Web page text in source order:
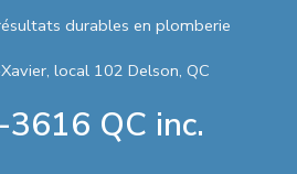
durables en plomberie
local 102 Delson, QC
QC inc.